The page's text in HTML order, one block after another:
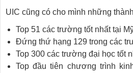
UIC cũng có cho mình những
Top 51 các trường tốt nhất tại
Đứng thứ hạng 129 trong các
Top 300 các trường đại học tốt
Top đầu tiên chương trình